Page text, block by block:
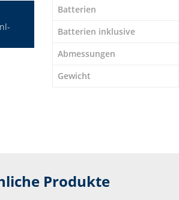
Batterien
Batterien inklusive
Abmessungen
Gewicht
Produkte